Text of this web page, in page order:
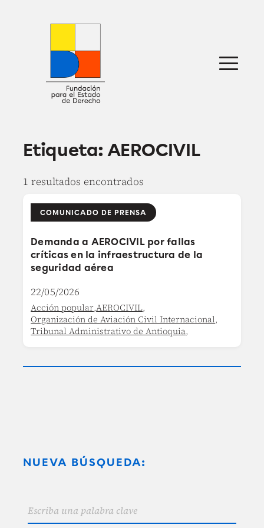
Sobre nosotros
Defensa jurídica
Prensa
Etiqueta:AEROCIVIL
1 resultados encontrados
COMUNICADO DE PRENSA
Demanda a AEROCIVIL por fallas
críticas en la infraestructura de la
seguridad aérea
22/05/2026
Acción popular,AEROCIVIL,
Organización de Aviación Civil Internacional,
Tribunal Administrativo de Antioquia,
NUEVA BÚSQUEDA: